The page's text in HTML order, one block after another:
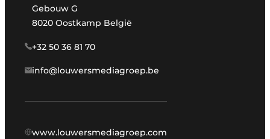
Gebouw G
8020 Oostkamp België
+32 50 36 81 70
info@louwersmediagroep.be
www.louwersmediagroep.com